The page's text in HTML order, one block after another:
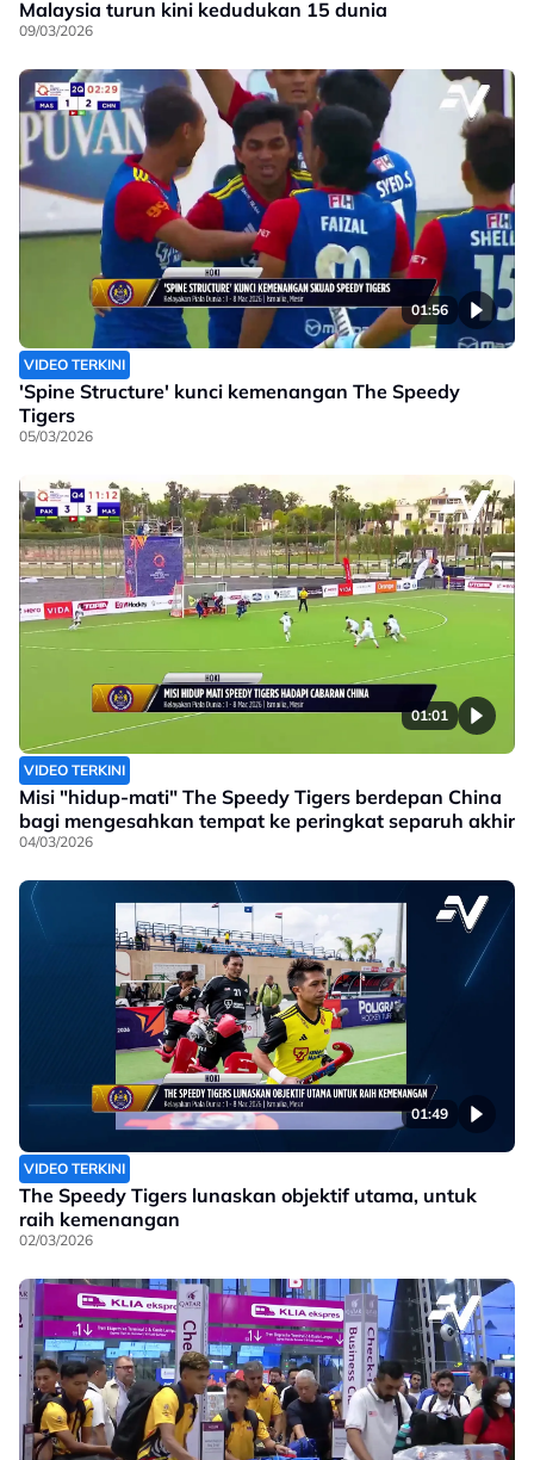
Malaysia turun kini kedudukan 15 dunia
09/03/2026
01:56
VIDEO TERKINI
'Spine Structure' kunci kemenangan The Speedy
Tigers
05/03/2026
01:01
VIDEO TERKINI
Misi "hidup-mati" The Speedy Tigers berdepan China
bagi mengesahkan tempat ke peringkat separuh akhir
04/03/2026
01:49
VIDEO TERKINI
The Speedy Tigers lunaskan objektif utama, untuk
raih kemenangan
02/03/2026